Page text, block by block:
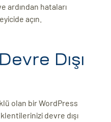
ardından hataları
açın.
Dışı
olan bir WordPress
devre dışı